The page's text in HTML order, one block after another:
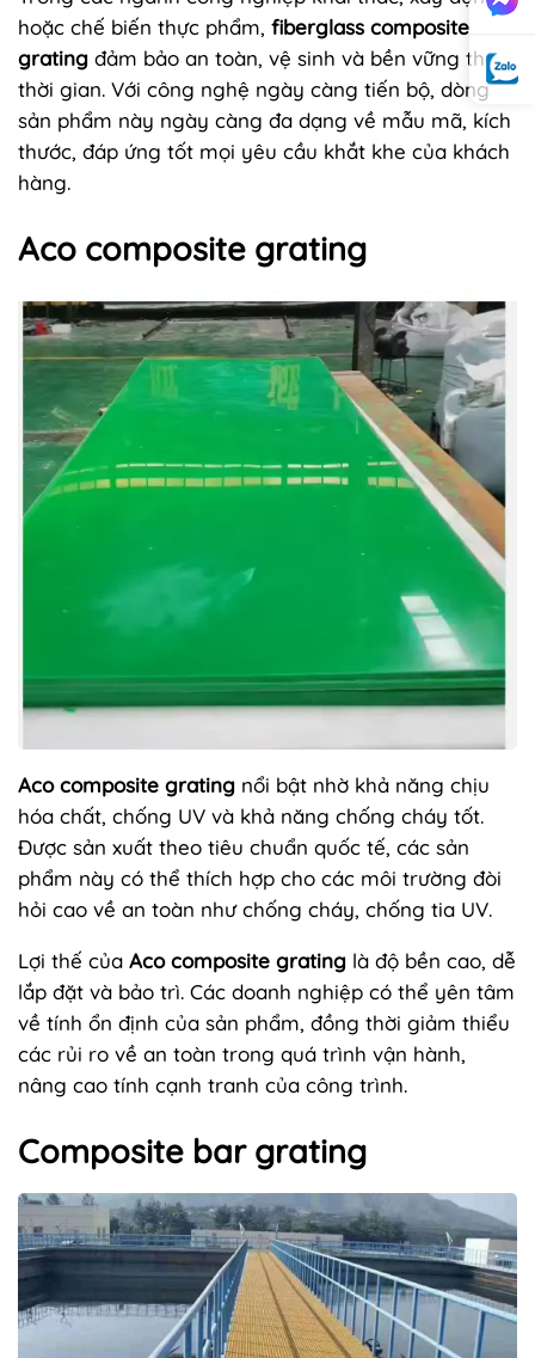
hoặc chế biến thực phẩm, fiberglass composite
grating đảm bảo an toàn, vệ sinh và bền vững theo
thời gian. Với công nghệ ngày càng tiến bộ, dòng
sản phẩm này ngày càng đa dạng về mẫu mã, kích
thước, đáp ứng tốt mọi yêu cầu khắt khe của khách
hàng.
Aco composite grating
Aco composite grating nổi bật nhờ khả năng chịu
hóa chất, chống UV và khả năng chống cháy tốt.
Được sản xuất theo tiêu chuẩn quốc tế, các sản
phẩm này có thể thích hợp cho các môi trường đòi
hỏi cao về an toàn như chống cháy, chống tia UV.
Lợi thế của Aco composite grating là độ bền cao, dễ
lắp đặt và bảo trì. Các doanh nghiệp có thể yên tâm
về tính ổn định của sản phẩm, đồng thời giảm thiểu
các rủi ro về an toàn trong quá trình vận hành,
nâng cao tính cạnh tranh của công trình.
Composite bar grating